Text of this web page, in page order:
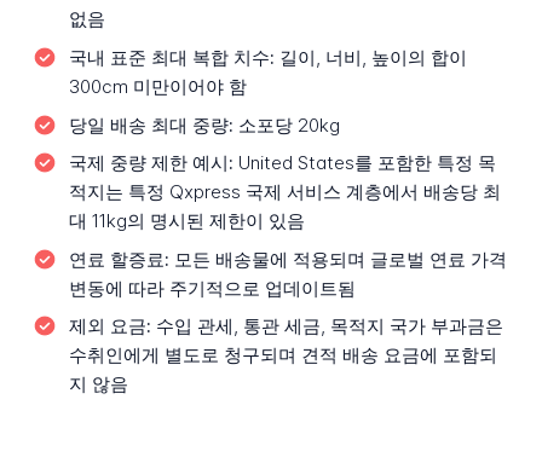
없음
국내 표준 최대 복합 치수: 길이, 너비, 높이의 합이
300cm 미만이어야 함
당일 배송 최대 중량: 소포당 20kg
국제 중량 제한 예시: United States를 포함한 특정 목
적지는 특정 Qxpress 국제 서비스 계층에서 배송당 최
대 11kg의 명시된 제한이 있음
연료 할증료: 모든 배송물에 적용되며 글로벌 연료 가격
변동에 따라 주기적으로 업데이트됨
제외 요금: 수입 관세, 통관 세금, 목적지 국가 부과금은
수취인에게 별도로 청구되며 견적 배송 요금에 포함되
지 않음